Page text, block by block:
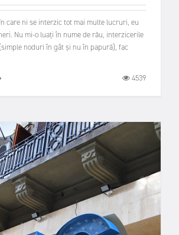
care ni se interzic tot mai multe lucruri, eu
Nu mi-o luați în nume de rău, interzicerile
noduri în gât și nu în papură), fac
4539